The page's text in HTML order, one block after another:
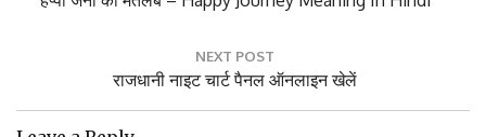
Post:
Post:
राजधानी नाइट चार्ट पैनल ऑनलाइन खेलें
Leave a Reply